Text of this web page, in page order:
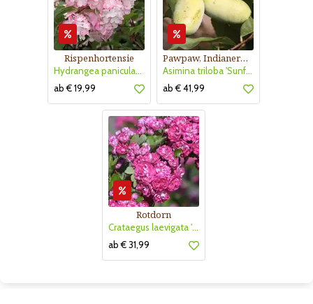
Rispenhortensie
Hydrangea paniculata 'Vanille Fraise'
ab € 19,99
Pawpaw, Indianerbanane
Asimina triloba 'Sunflower'
ab € 41,99
Rotdorn
Crataegus laevigata 'Pauls Scarlet'
ab € 31,99